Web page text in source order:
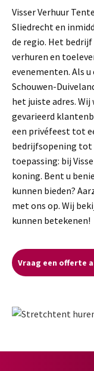
Visser Verhuur
Sliedrecht en
de regio. Het
verhuren en
evenementen. Als
Schouwen-
het juiste adres.
gevarieerd
een privéfeest tot
bedrijfsopening
toepassing: bij
koning. Bent u
kunnen bieden?
met ons op. Wij
kunnen betekenen!
Vraag een offerte